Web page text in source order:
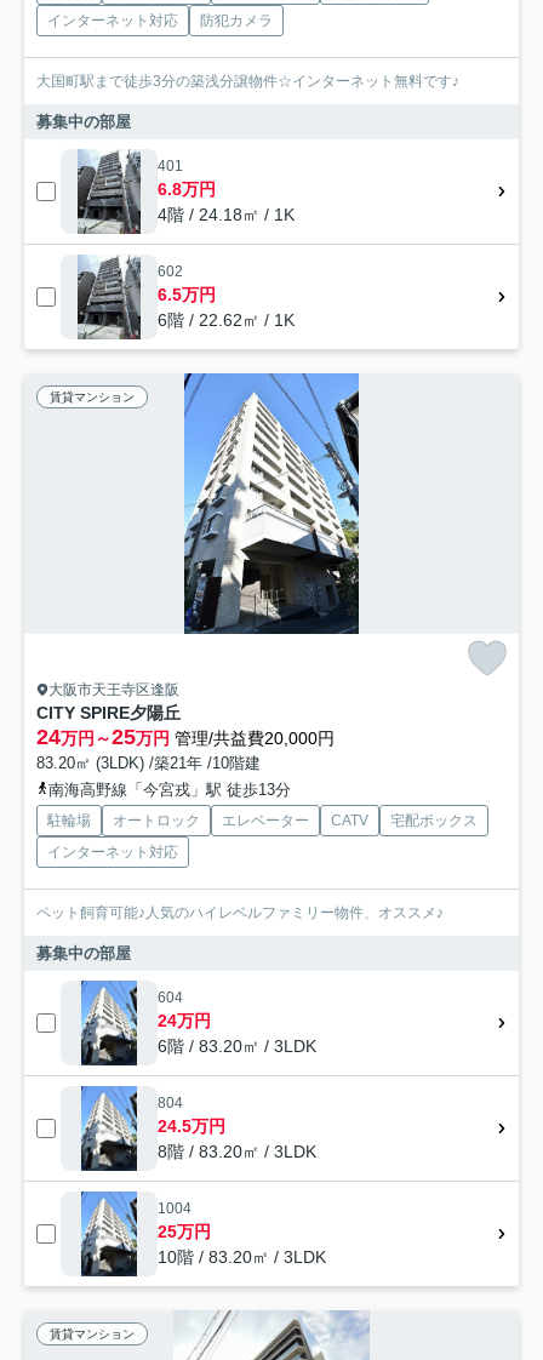
インターネット対応
防犯カメラ
大国町駅まで徒歩3分の築浅分譲物件☆インターネット無料です♪
募集中の部屋
401
6.8万円
4階 / 24.18㎡ / 1K
602
6.5万円
6階 / 22.62㎡ / 1K
賃貸マンション
大阪市天王寺区逢阪
CITY SPIRE夕陽丘
24万円～25万円 管理/共益費20,000円
83.20㎡ (3LDK) /築21年 /10階建
南海高野線「今宮戎」駅 徒歩13分
駐輪場 オートロック エレベーター CATV
宅配ボックス
インターネット対応
ペット飼育可能♪人気のハイレベルファミリー物件、オススメ♪
募集中の部屋
604
24万円
6階 / 83.20㎡ / 3LDK
804
24.5万円
8階 / 83.20㎡ / 3LDK
1004
25万円
10階 / 83.20㎡ / 3LDK
賃貸マンション